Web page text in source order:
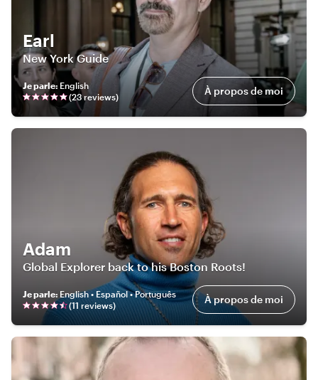
Earl
New York Guide
Je parle: English
(23reviews) À propos de moi
Adam
Global Explorer back to his Boston Roots!
Je parle: English • Español • Português
(11 reviews) À propos de moi